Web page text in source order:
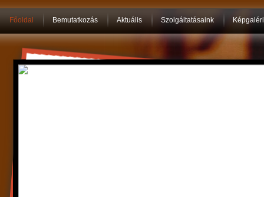
Főoldal Bemutatkozás Aktuális Szolgáltatásaink